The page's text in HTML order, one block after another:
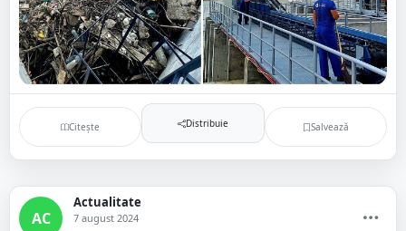
Citește Distribuie Salvează
AC
Actualitate
7 august 2024